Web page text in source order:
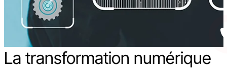
La transformation numérique